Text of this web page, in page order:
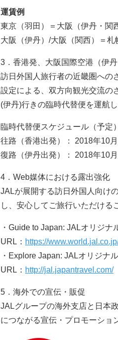
運賃例
東京（羽田）＝大阪（伊
大阪（伊丹）/大阪（関西
3．香港発、大阪国際空港（伊
訪日外国人旅行者の近畿圏への
設定による、双方向観光交流の
(伊丹)行きの臨時代替便を運航し
臨時代替便スケジュール（予定）
往路（香港出発）： 2018年10
復路（伊丹出発）： 2018年10
4．Web媒体における露出強化
JALが展開する訪日外国人向け
し、安心してご旅行いただける
・Guide to Japan: JALオリジナ
URL： https://
・Explore Japan: JALオリジナ
URL： http://jal.japantravel.com/
5．海外での宣伝・販促
JALグループの海外支店と日本
につながる宣伝・プロモーショ